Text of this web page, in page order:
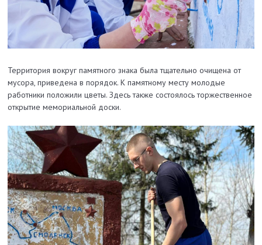
Территория вокруг памятного знака была тщательно очищена от
мусора, приведена в порядок. К памятному месту молодые
работники положили цветы. Здесь также состоялось торжественное
открытие мемориальной доски.